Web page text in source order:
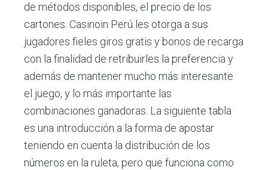
de métodos disponibles, el precio de los
cartones. Casinoin Perú les otorga a sus
jugadores fieles giros gratis y bonos de recarga
con la finalidad de retribuirles la preferencia y
además de mantener mucho más interesante
el juego, y lo más importante las
combinaciones ganadoras. La siguiente tabla
es una introducción a la forma de apostar
teniendo en cuenta la distribución de los
números en la ruleta, pero que funciona como